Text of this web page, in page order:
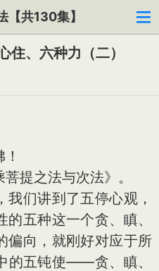
【共130集】
住、六种力（二）
提之法与次法》。
们讲到了五停心观，
五种这一个贪、瞋、
偏向，就刚好对应于所
的五钝使——贪、瞋、